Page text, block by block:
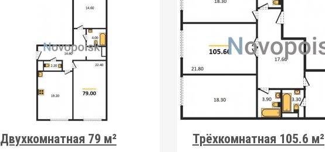
Двухкомнатная 79 м² Трёхкомнатная 105.6 м²